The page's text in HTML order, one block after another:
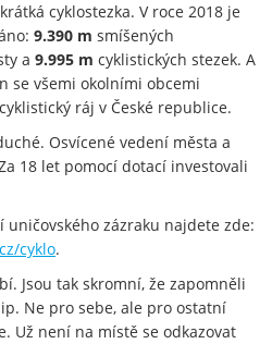
cyklostezka. V roce 2018 je
9.390 m smíšených
a 9.995 m cyklistických stezek. A
se všemi okolními obcemi
ráj v České republice.
Osvícené vedení města a
18 let pomocí dotací investovali
zázraku najdete zde:
cyklo.
Jsou tak skromní, že zapomněli
Ne pro sebe, ale pro ostatní
Už není na místě se odkazovat